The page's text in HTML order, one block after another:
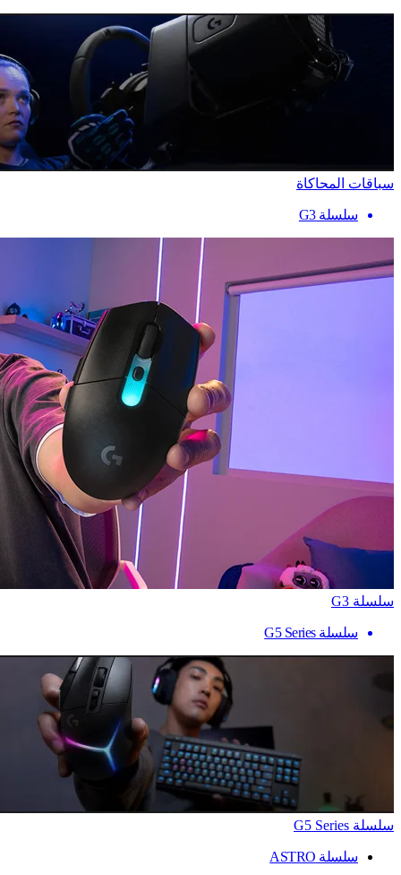
سباقات المحاكاة
سلسلة G3
سلسلة G3
سلسلة G5 Series
سلسلة G5 Series
سلسلة ASTRO